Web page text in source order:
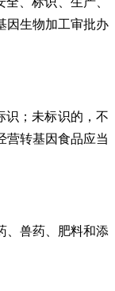
因生物加工审批办
识；未标识的，不
营转基因食品应当
、兽药、肥料和添